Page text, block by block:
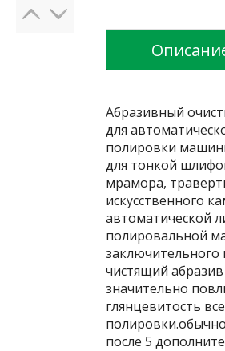
Абразивный
для
полировки
для тонкой
мрамора,
искусственного
автоматической
полировальной
чистящий
значительно
глянцевитость
после 5